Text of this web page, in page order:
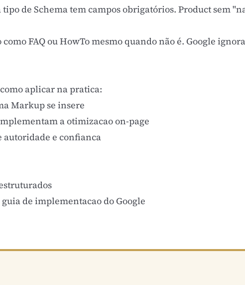
tipo de Schema tem campos obrigatórios. Product sem
FAQ ou HowTo mesmo quando não é. Google
aplicar na pratica:
Markup se insere
a otimizacao on-page
autoridade e confianca
guia de implementacao do Google